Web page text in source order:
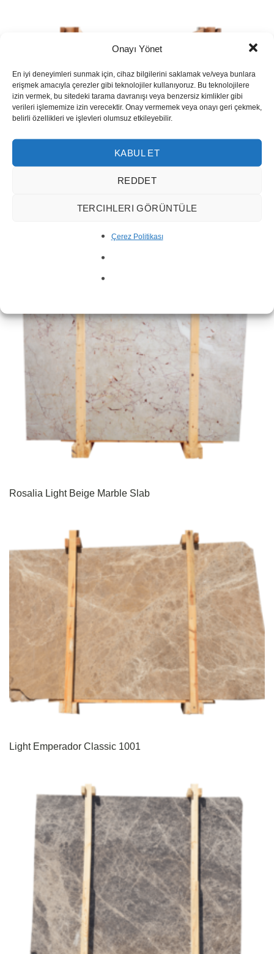
Onayı Yönet
En iyi deneyimleri sunmak için, cihaz bilgilerini saklamak ve/veya bunlara
erişmek amacıyla çerezler gibi teknolojiler kullanıyoruz. Bu teknolojilere
izin vermek, bu sitedeki tarama davranışı veya benzersiz kimlikler gibi
verileri işlememize izin verecektir. Onay vermemek veya onayı geri çekmek,
belirli özellikleri ve işlevleri olumsuz etkileyebilir.
KABUL ET
REDDET
TERCIHLERI GÖRÜNTÜLE
Çerez Politikası
Rain Grey Marble Slab
Rosalia Light Beige Marble Slab
Light Emperador Classic 1001